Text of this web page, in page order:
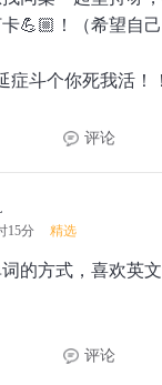
💪🏼！（希望自
症斗个你死我活！
评论
15分 精选
的方式，喜欢英
评论